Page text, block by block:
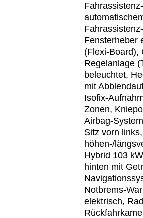
Fensterheber
(Flexi-Board),
Regelanlage
beleuchtet,
mit
Isofix-
Zonen,
Airbag-
Sitz vorn
höhen-/
Hybrid 103
hinten mit
Notbrems-
elektrisch,